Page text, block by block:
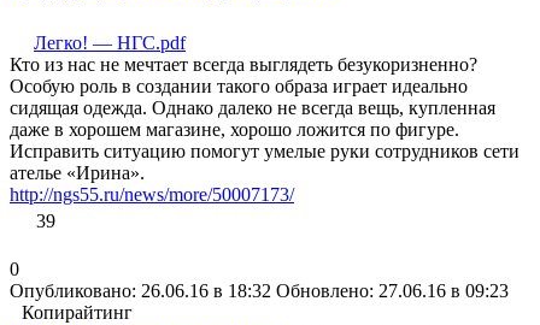
Легко! — НГС.pdf
Кто из нас не мечтает всегда выглядеть безукоризненно?
Особую роль в создании такого образа играет идеально
сидящая одежда. Однако далеко не всегда вещь, купленная
даже в хорошем магазине, хорошо ложится по фигуре.
Исправить ситуацию помогут умелые руки сотрудников сети
ателье «Ирина».
http://ngs55.ru/news/more/50007173/
39
0
Опубликовано: 26.06.16 в 18:32 Обновлено: 27.06.16 в 09:23
Копирайтинг